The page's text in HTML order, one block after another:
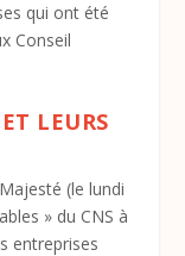
qui ont été
Conseil
LEURS
(le lundi
» du CNS à
entreprises